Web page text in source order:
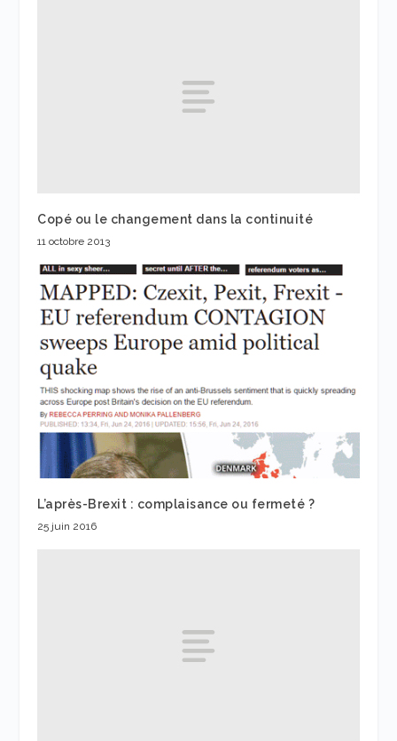
Copé ou le changement dans la continuité
11 octobre 2013
L’après-Brexit : complaisance ou fermeté ?
25 juin 2016